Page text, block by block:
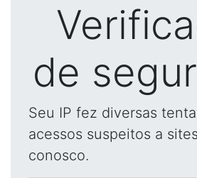
de
Seu IP fez diversas
acessos suspeitos a
conosco.